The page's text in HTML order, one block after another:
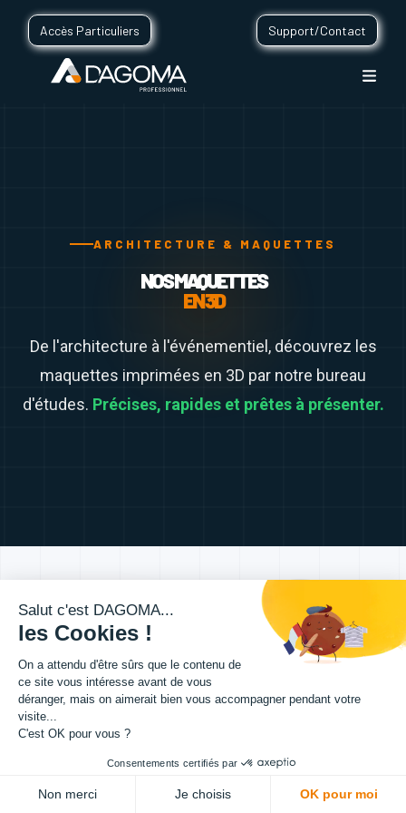
Accès Particuliers Support/Contact
ARCHITECTURE & MAQUETTES
NOS MAQUETTES
EN 3D
De l'architecture à l'événementiel, découvrez les
maquettes imprimées en 3D par notre bureau
d'études. Précises, rapides et prêtes à présenter.
01
Salut c'est DAGOMA...
les Cookies !
On a attendu d'être sûrs que le contenu de
ce site vous intéresse avant de vous
déranger, mais on aimerait bien vous accompagner pendant votre
visite...
C'est OK pour vous ?
Consentements certifiés par
Non merci Je choisis OK pour moi